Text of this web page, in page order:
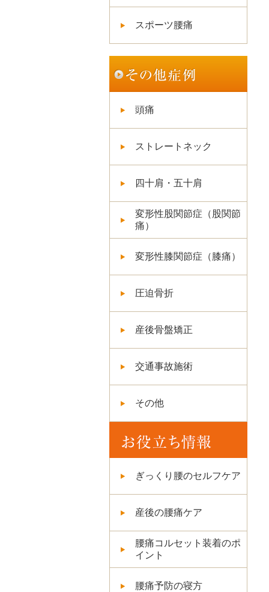
スポーツ腰痛
頭痛
ストレートネック
四十肩・五十肩
変形性股関節症（股関節
痛）
変形性膝関節症（膝痛）
圧迫骨折
産後骨盤矯正
交通事故施術
その他
ぎっくり腰のセルフケア
産後の腰痛ケア
腰痛コルセット装着のポ
イント
腰痛予防の寝方